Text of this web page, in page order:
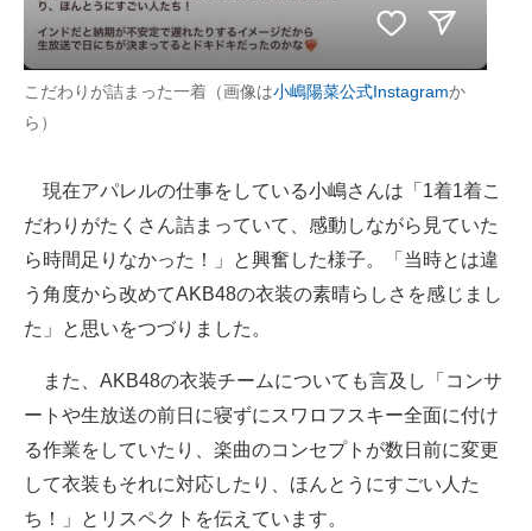
こだわりが詰まった一着（画像は小嶋陽菜公式Instagramか
ら）
現在アパレルの仕事をしている小嶋さんは「1着1着こ
だわりがたくさん詰まっていて、感動しながら見ていた
ら時間足りなかった！」と興奮した様子。「当時とは違
う角度から改めてAKB48の衣装の素晴らしさを感じまし
た」と思いをつづりました。
また、AKB48の衣装チームについても言及し「コンサ
ートや生放送の前日に寝ずにスワロフスキー全面に付け
る作業をしていたり、楽曲のコンセプトが数日前に変更
して衣装もそれに対応したり、ほんとうにすごい人た
ち！」とリスペクトを伝えています。